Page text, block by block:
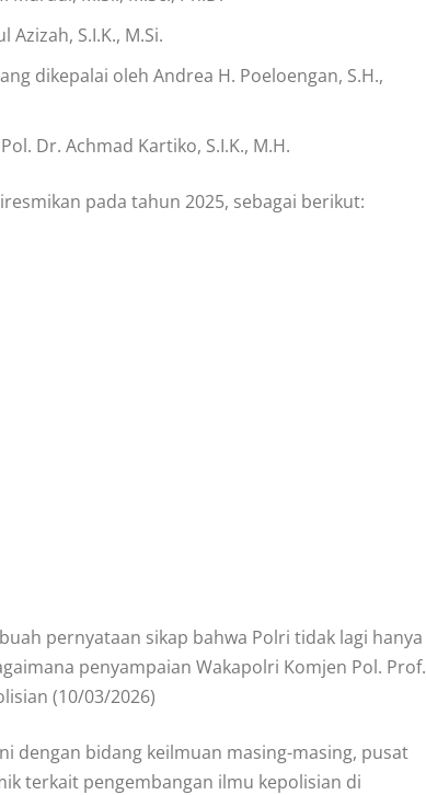
S.I.K., M.Si.
dikepalai oleh Andrea H. Poeloengan, S.H.,
Dr. Achmad Kartiko, S.I.K., M.H.
pada tahun 2025, sebagai berikut:
pernyataan sikap bahwa Polri tidak lagi hanya
penyampaian Wakapolri Komjen Pol. Prof.
(10/03/2026)
dengan bidang keilmuan masing-masing, pusat
terkait pengembangan ilmu kepolisian di